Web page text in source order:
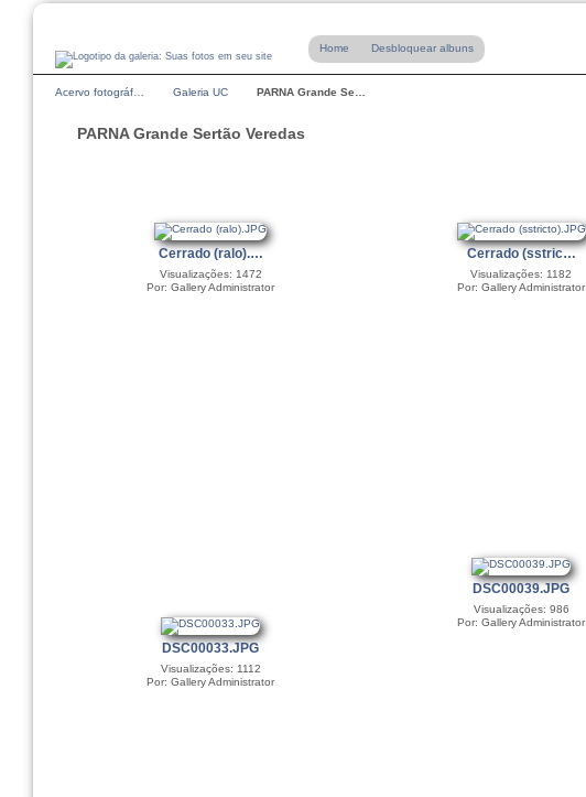
Home Desbloquear albuns
Acervo fotográf… Galeria UC PARNA Grande Se…
PARNA Grande Sertão Veredas
Cerrado (ralo).…
Visualizações: 1472
Por: Gallery Administrator
Cerrado (sstric…
Visualizações: 1182
Por: Gallery Administrator
DSC00033.JPG
Visualizações: 1112
Por: Gallery Administrator
DSC00039.JPG
Visualizações: 986
Por: Gallery Administrator